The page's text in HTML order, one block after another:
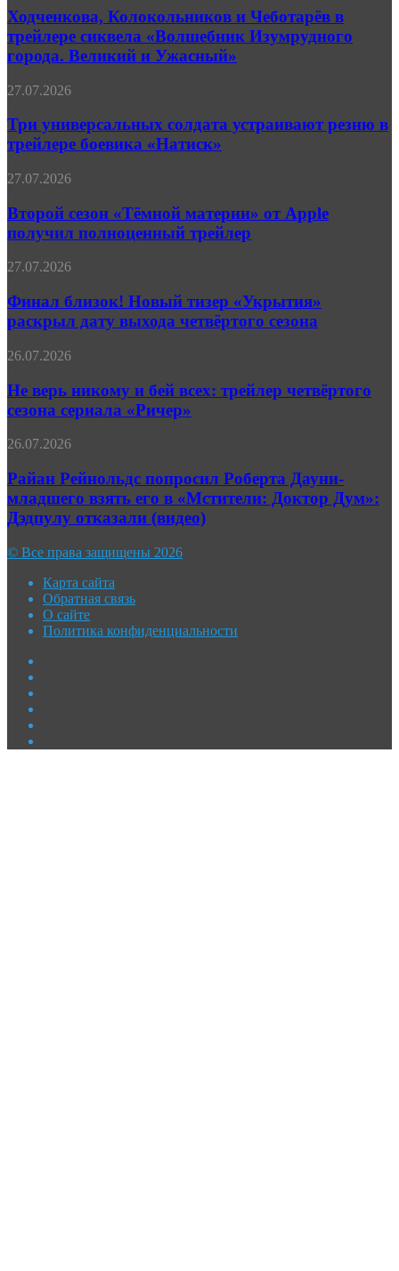
и
Чеботарёв
в
трейлере
«Волшебник
города.
Великий
Ужасный»
Ходченкова, Колокольников и Чеботарёв в
трейлере сиквела «Волшебник Изумрудного
города. Великий и Ужасный»
Три
солдата
устраивают
резню
трейлере
«Натиск»
27.07.2026
Три универсальных солдата устраивают резню в
трейлере боевика «Натиск»
Второй
«Тёмной
материи»
от
получил
трейлер
27.07.2026
Второй сезон «Тёмной материи» от Apple
получил полноценный трейлер
Финал
Новый
тизер
«Укрытия»
дату
четвёртого
сезона
27.07.2026
Финал близок! Новый тизер «Укрытия»
раскрыл дату выхода четвёртого сезона
Не
никому
и
бей
трейлер
сезона
сериала
«Ричер»
26.07.2026
Не верь никому и бей всех: трейлер четвёртого
сезона сериала «Ричер»
Райан
попросил
Роберта
Дауни-
младшего
его
«Мстители:
Доктор
Дум»:
Дэдпулу
(видео)
26.07.2026
Райан Рейнольдс попросил Роберта Дауни-
младшего взять его в «Мстители: Доктор Дум»:
Дэдпулу отказали (видео)
© Все права защищены 2026
Карта сайта
Обратная связь
О сайте
Политика конфиденциальности